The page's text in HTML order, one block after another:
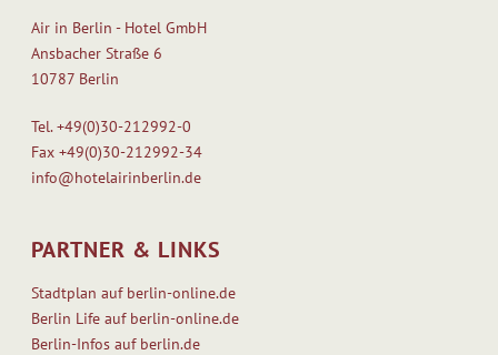
Air in Berlin - Hotel GmbH
Ansbacher Straße 6
10787 Berlin
Tel.+49(0)30-212992-0
Fax+49(0)30-212992-34
info@hotelairinberlin.de
PARTNER & LINKS
Stadtplan auf berlin-online.de
Berlin Life auf berlin-online.de
Berlin-Infos auf berlin.de